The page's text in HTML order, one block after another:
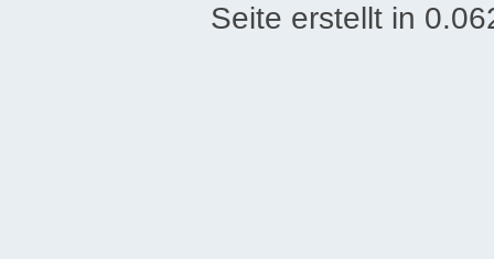
Seite erstellt in